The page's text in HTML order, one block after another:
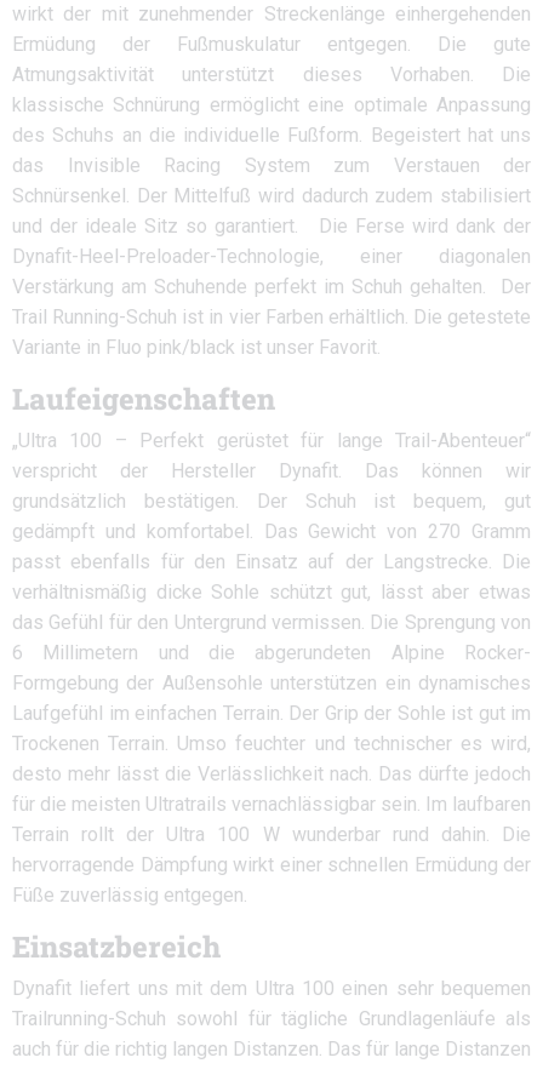
wirkt der mit zunehmender Streckenlänge einhergehenden
Ermüdung der Fußmuskulatur entgegen. Die gute
Atmungsaktivität unterstützt dieses Vorhaben. Die
klassische Schnürung ermöglicht eine optimale Anpassung
des Schuhs an die individuelle Fußform. Begeistert hat uns
das Invisible Racing System zum Verstauen der
Schnürsenkel. Der Mittelfuß wird dadurch zudem stabilisiert
und der ideale Sitz so garantiert.
Die Ferse wird dank der
Dynafit-Heel-Preloader-Technologie, einer diagonalen
Verstärkung am Schuhende perfekt im Schuh gehalten.
Der
Trail Running-Schuh ist in vier Farben erhältlich. Die getestete
Variante in Fluo pink/black ist unser Favorit.
Laufeigenschaften
„Ultra 100 – Perfekt gerüstet für lange Trail-Abenteuer“
verspricht der Hersteller Dynafit. Das können wir
grundsätzlich bestätigen. Der Schuh ist bequem, gut
gedämpft und komfortabel. Das Gewicht von 270 Gramm
passt ebenfalls für den Einsatz auf der Langstrecke. Die
verhältnismäßig dicke Sohle schützt gut, lässt aber etwas
das Gefühl für den Untergrund vermissen. Die Sprengung von
6 Millimetern und die abgerundeten Alpine Rocker-
Formgebung der Außensohle unterstützen ein dynamisches
Laufgefühl im einfachen Terrain. Der Grip der Sohle ist gut im
Trockenen Terrain. Umso feuchter und technischer es wird,
desto mehr lässt die Verlässlichkeit nach. Das dürfte jedoch
für die meisten Ultratrails vernachlässigbar sein. Im laufbaren
Terrain rollt der Ultra 100 W wunderbar rund dahin. Die
hervorragende Dämpfung wirkt einer schnellen Ermüdung der
Füße zuverlässig entgegen.
Einsatzbereich
Dynafit liefert uns mit dem Ultra 100 einen sehr bequemen
Trailrunning-Schuh sowohl für tägliche Grundlagenläufe als
auch für die richtig langen Distanzen. Das für lange Distanzen